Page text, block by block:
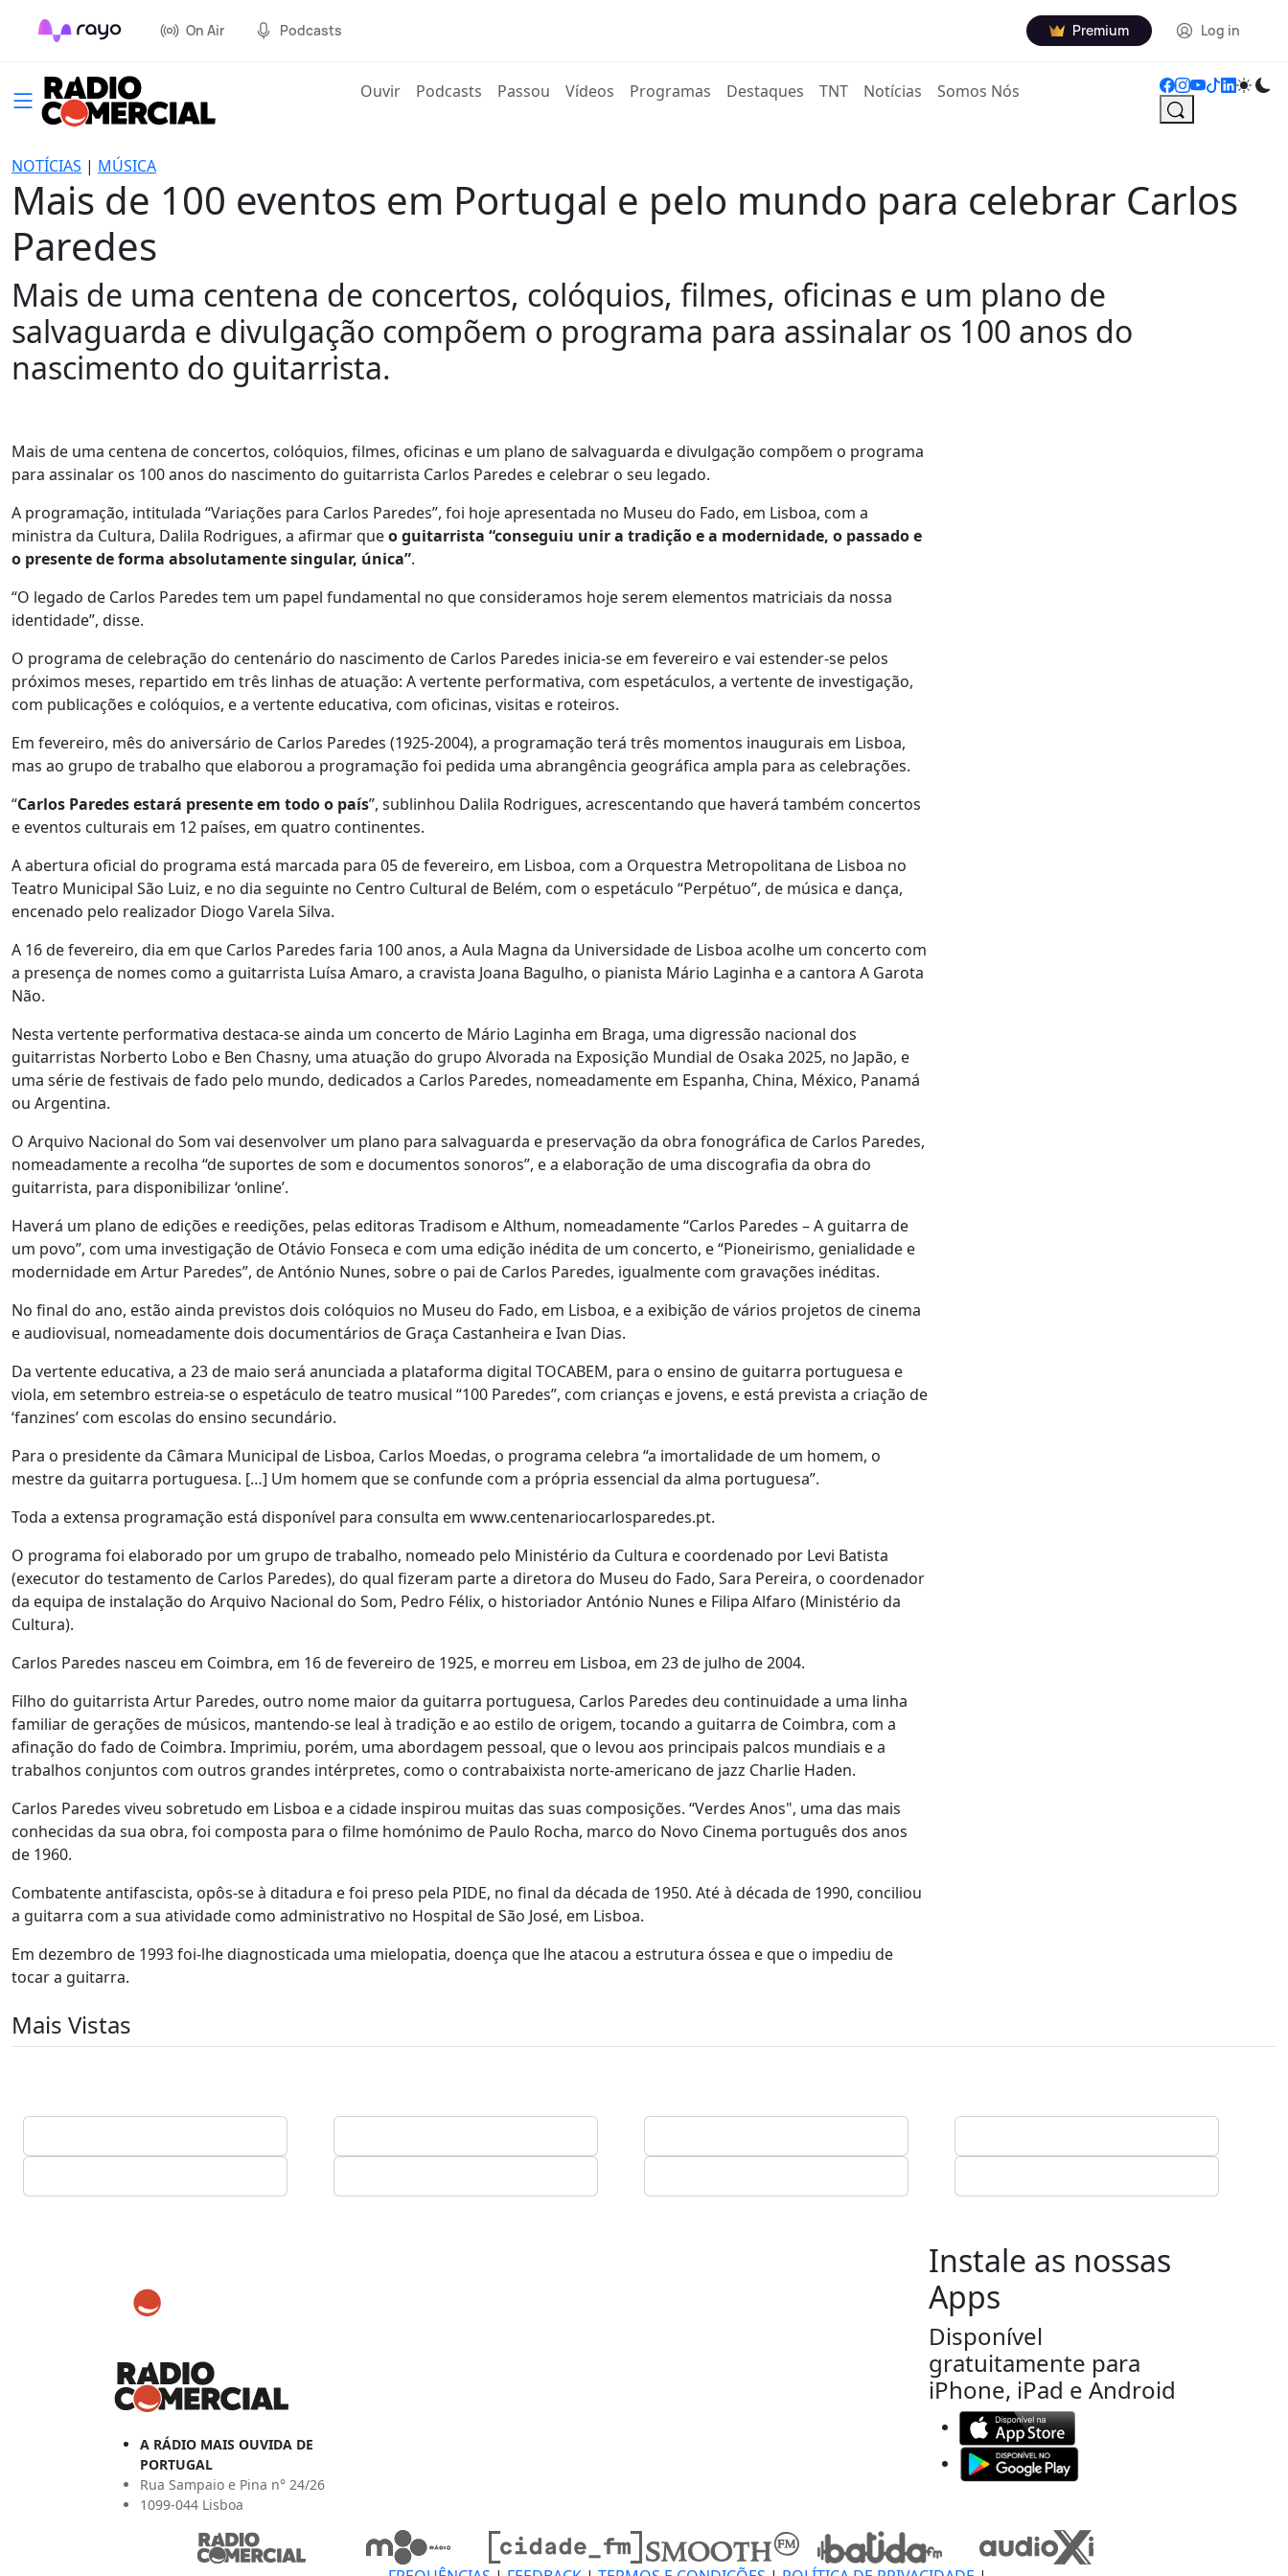
On Air Podcasts Premium Log in
Ouvir(current)
Podcasts Passou Vídeos Programas Destaques TNT Notícias Somos Nós
NOTÍCIAS | MÚSICA
Mais de 100 eventos em Portugal e pelo mundo para celebrar Carlos
Paredes
Mais de uma centena de concertos, colóquios, filmes, oficinas e um plano de
salvaguarda e divulgação compõem o programa para assinalar os 100 anos do
nascimento do guitarrista.
Mais de uma centena de concertos, colóquios, filmes, oficinas e um plano de salvaguarda e divulgação compõem o programa
para assinalar os 100 anos do nascimento do guitarrista Carlos Paredes e celebrar o seu legado.
A programação, intitulada “Variações para Carlos Paredes”, foi hoje apresentada no Museu do Fado, em Lisboa, com a
ministra da Cultura, Dalila Rodrigues, a afirmar queo guitarrista “conseguiu unir a tradição e a modernidade, o passado e
o presente de forma absolutamente singular, única”.
“O legado de Carlos Paredes tem um papel fundamental no que consideramos hoje serem elementos matriciais da nossa
identidade”, disse.
O programa de celebração do centenário do nascimento de Carlos Paredes inicia-se em fevereiro e vai estender-se pelos
próximos meses, repartido em três linhas de atuação: A vertente performativa, com espetáculos, a vertente de investigação,
com publicações e colóquios, e a vertente educativa, com oficinas, visitas e roteiros.
Em fevereiro, mês do aniversário de Carlos Paredes (1925-2004), a programação terá três momentos inaugurais em Lisboa,
mas ao grupo de trabalho que elaborou a programação foi pedida uma abrangência geográfica ampla para as celebrações.
“Carlos Paredes estará presente em todo o país”, sublinhou Dalila Rodrigues, acrescentando que haverá também concertos
e eventos culturais em 12 países, em quatro continentes.
A abertura oficial do programa está marcada para 05 de fevereiro, em Lisboa, com a Orquestra Metropolitana de Lisboa no
Teatro Municipal São Luiz, e no dia seguinte no Centro Cultural de Belém, com o espetáculo “Perpétuo”, de música e dança,
encenado pelo realizador Diogo Varela Silva.
A 16 de fevereiro, dia em que Carlos Paredes faria 100 anos, a Aula Magna da Universidade de Lisboa acolhe um concerto com
a presença de nomes como a guitarrista Luísa Amaro, a cravista Joana Bagulho, o pianista Mário Laginha e a cantora A Garota
Não.
Nesta vertente performativa destaca-se ainda um concerto de Mário Laginha em Braga, uma digressão nacional dos
guitarristas Norberto Lobo e Ben Chasny, uma atuação do grupo Alvorada na Exposição Mundial de Osaka 2025, no Japão, e
uma série de festivais de fado pelo mundo, dedicados a Carlos Paredes, nomeadamente em Espanha, China, México, Panamá
ou Argentina.
O Arquivo Nacional do Som vai desenvolver um plano para salvaguarda e preservação da obra fonográfica de Carlos Paredes,
nomeadamente a recolha “de suportes de som e documentos sonoros”, e a elaboração de uma discografia da obra do
guitarrista, para disponibilizar ‘online’.
Haverá um plano de edições e reedições, pelas editoras Tradisom e Althum, nomeadamente “Carlos Paredes – A guitarra de
um povo”, com uma investigação de Otávio Fonseca e com uma edição inédita de um concerto, e “Pioneirismo, genialidade e
modernidade em Artur Paredes”, de António Nunes, sobre o pai de Carlos Paredes, igualmente com gravações inéditas.
No final do ano, estão ainda previstos dois colóquios no Museu do Fado, em Lisboa, e a exibição de vários projetos de cinema
e audiovisual, nomeadamente dois documentários de Graça Castanheira e Ivan Dias.
Da vertente educativa, a 23 de maio será anunciada a plataforma digital TOCABEM, para o ensino de guitarra portuguesa e
viola, em setembro estreia-se o espetáculo de teatro musical “100 Paredes”, com crianças e jovens, e está prevista a criação de
‘fanzines’ com escolas do ensino secundário.
Para o presidente da Câmara Municipal de Lisboa, Carlos Moedas, o programa celebra “a imortalidade de um homem, o
mestre da guitarra portuguesa. […] Um homem que se confunde com a própria essencial da alma portuguesa”.
Toda a extensa programação está disponível para consulta em www.centenariocarlosparedes.pt.
O programa foi elaborado por um grupo de trabalho, nomeado pelo Ministério da Cultura e coordenado por Levi Batista
(executor do testamento de Carlos Paredes), do qual fizeram parte a diretora do Museu do Fado, Sara Pereira, o coordenador
da equipa de instalação do Arquivo Nacional do Som, Pedro Félix, o historiador António Nunes e Filipa Alfaro (Ministério da
Cultura).
Carlos Paredes nasceu em Coimbra, em 16 de fevereiro de 1925, e morreu em Lisboa, em 23 de julho de 2004.
Filho do guitarrista Artur Paredes, outro nome maior da guitarra portuguesa, Carlos Paredes deu continuidade a uma linha
familiar de gerações de músicos, mantendo-se leal à tradição e ao estilo de origem, tocando a guitarra de Coimbra, com a
afinação do fado de Coimbra. Imprimiu, porém, uma abordagem pessoal, que o levou aos principais palcos mundiais e a
trabalhos conjuntos com outros grandes intérpretes, como o contrabaixista norte-americano de jazz Charlie Haden.
Carlos Paredes viveu sobretudo em Lisboa e a cidade inspirou muitas das suas composições. “Verdes Anos", uma das mais
conhecidas da sua obra, foi composta para o filme homónimo de Paulo Rocha, marco do Novo Cinema português dos anos
de 1960.
Combatente antifascista, opôs-se à ditadura e foi preso pela PIDE, no final da década de 1950. Até à década de 1990, conciliou
a guitarra com a sua atividade como administrativo no Hospital de São José, em Lisboa.
Em dezembro de 1993 foi-lhe diagnosticada uma mielopatia, doença que lhe atacou a estrutura óssea e que o impediu de
tocar a guitarra.
Mais Vistas
A RÁDIO MAIS OUVIDA DE
PORTUGAL
Rua Sampaio e Pina n° 24/26
1099-044 Lisboa
Instale as nossas
Apps
Disponível
gratuitamente para
iPhone, iPad e Android